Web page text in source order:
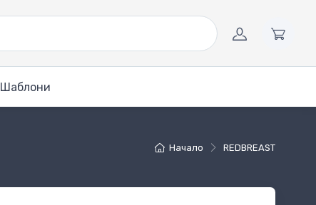
Шаблони
Начало REDBREAST